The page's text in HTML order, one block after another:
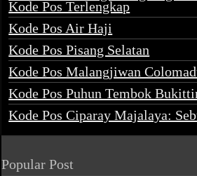
Kode Pos Terlengkap
Kode Pos Air Haji
Kode Pos Pisang Selatan
Kode Pos Malangjiwan
Kode Pos Puhun Tembok
Kode Pos Ciparay Majalaya:
Popular Post